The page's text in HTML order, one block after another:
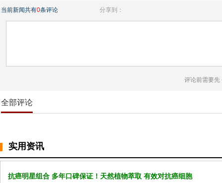
当前新闻共有0条评论 分享到：
评论前需要先
全部评论
实用资讯
抗癌明星组合 多年口碑保证！天然植物萃取 有效对抗癌细胞